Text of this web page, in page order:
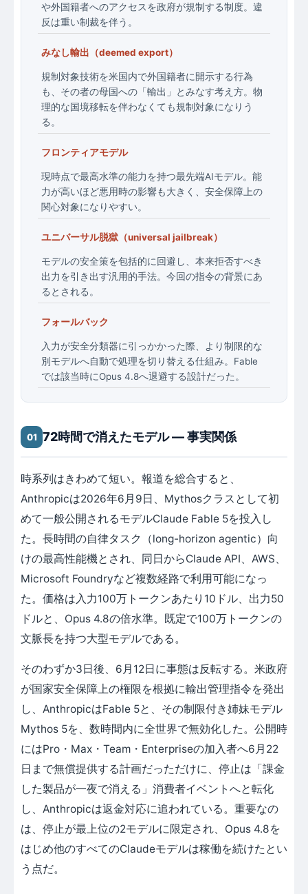
や外国籍者へのアクセスを政府が規制する制度。違
反は重い制裁を伴う。
みなし輸出（deemed export）
規制対象技術を米国内で外国籍者に開示する行為
も、その者の母国への「輸出」とみなす考え方。物
理的な国境移転を伴わなくても規制対象になりう
る。
フロンティアモデル
現時点で最高水準の能力を持つ最先端AIモデル。能
力が高いほど悪用時の影響も大きく、安全保障上の
関心対象になりやすい。
ユニバーサル脱獄（universal jailbreak）
モデルの安全策を包括的に回避し、本来拒否すべき
出力を引き出す汎用的手法。今回の指令の背景にあ
るとされる。
フォールバック
入力が安全分類器に引っかかった際、より制限的な
別モデルへ自動で処理を切り替える仕組み。Fable
では該当時にOpus 4.8へ退避する設計だった。
01 72時間で消えたモデル ― 事実関係
時系列はきわめて短い。報道を総合すると、
Anthropicは2026年6月9日、Mythosクラスとして初
めて一般公開されるモデルClaude Fable 5を投入し
た。長時間の自律タスク（long-horizon agentic）向
けの最高性能機とされ、同日からClaude API、AWS、
Microsoft Foundryなど複数経路で利用可能になっ
た。価格は入力100万トークンあたり10ドル、出力50
ドルと、Opus 4.8の倍水準。既定で100万トークンの
文脈長を持つ大型モデルである。
そのわずか3日後、6月12日に事態は反転する。米政府
が国家安全保障上の権限を根拠に輸出管理指令を発出
し、AnthropicはFable 5と、その制限付き姉妹モデル
Mythos 5を、数時間内に全世界で無効化した。公開時
にはPro・Max・Team・Enterpriseの加入者へ6月22
日まで無償提供する計画だっただけに、停止は「課金
した製品が一夜で消える」消費者イベントへと転化
し、Anthropicは返金対応に追われている。重要なの
は、停止が最上位の2モデルに限定され、Opus 4.8を
はじめ他のすべてのClaudeモデルは稼働を続けたとい
う点だ。